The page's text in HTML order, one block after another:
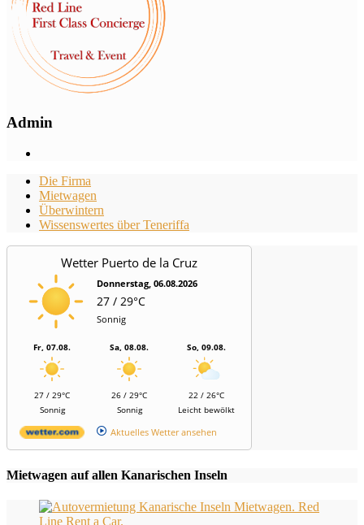
Admin
Die Firma
Mietwagen
Überwintern
Wissenswertes über Teneriffa
Wetter Puerto de la Cruz
Donnerstag, 06.08.2026
27 / 29°C
Sonnig
Fr, 07.08.
27 / 29°C
Sonnig
Sa, 08.08.
26 / 29°C
Sonnig
So, 09.08.
22 / 26°C
Leicht bewölkt
Aktuelles Wetter ansehen
Mietwagen auf allen Kanarischen Inseln